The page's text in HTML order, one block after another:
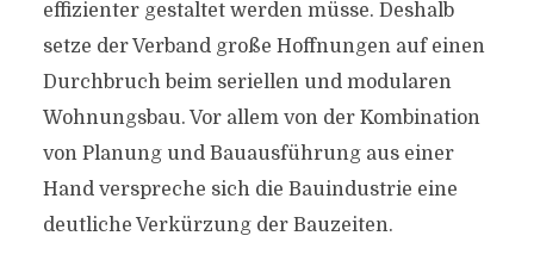
effizienter gestaltet werden müsse. Deshalb
setze der Verband große Hoffnungen auf einen
Durchbruch beim seriellen und modularen
Wohnungsbau. Vor allem von der Kombination
von Planung und Bauausführung aus einer
Hand verspreche sich die Bauindustrie eine
deutliche Verkürzung der Bauzeiten.